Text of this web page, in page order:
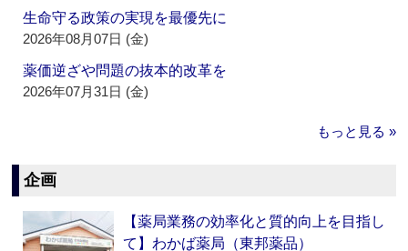
生命守る政策の実現を最優先に
2026年08月07日 (金)
薬価逆ざや問題の抜本的改革を
2026年07月31日 (金)
もっと見る »
企画
【薬局業務の効率化と質的向上を目指し
て】わかば薬局（東邦薬品）